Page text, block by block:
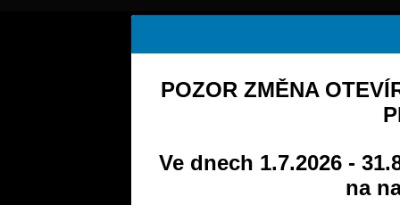
POZOR ZMĚNA
Ve dnech 1.7.2026 -
na